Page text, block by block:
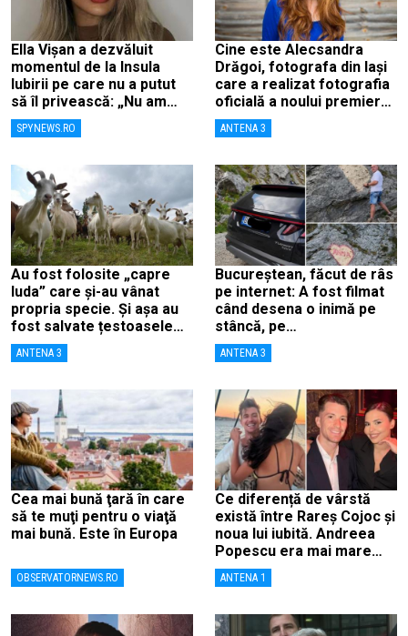
Ella Vișan a dezvăluit
momentul de la Insula
Iubirii pe care nu a putut
să îl privească: „Nu am
curajul”
SPYNEWS.RO
Cine este Alecsandra
Drăgoi, fotografa din Iași
care a realizat fotografia
oficială a noului premier
britanic, Andy Burnham
ANTENA 3
Au fost folosite „capre
Iuda” care și-au vânat
propria specie. Și așa au
fost salvate țestoasele
de Galapagos
ANTENA 3
Bucureștean, făcut de râs
pe internet: A fost filmat
când desena o inimă pe
stâncă, pe
Transfăgărășan: „Anna,
ține-ți prostul acasă”
ANTENA 3
Cea mai bună ţară în care
să te muţi pentru o viaţă
mai bună. Este în Europa
OBSERVATORNEWS.RO
Ce diferență de vârstă
există între Rareș Cojoc și
noua lui iubită. Andreea
Popescu era mai mare
decât el
ANTENA 1